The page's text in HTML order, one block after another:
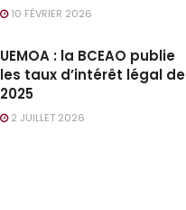
10 FÉVRIER 2026
UEMOA : la BCEAO publie
les taux d’intérêt légal de
2025
2 JUILLET 2026